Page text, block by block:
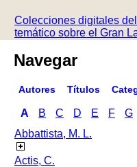
Colecciones digitales
temático sobre el Gran
Navegar
Autores Títulos
A B C D E F G
Abbattista, M. L.
Actis, C.